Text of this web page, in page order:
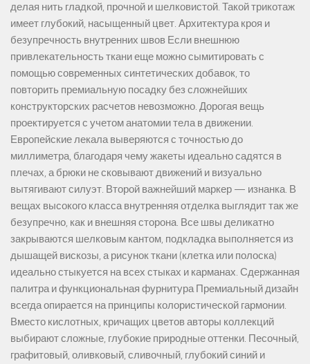
делая нить гладкой, прочной и шелковистой. Такой трикотаж
имеет глубокий, насыщенный цвет. Архитектура кроя и
безупречность внутренних швов Если внешнюю
привлекательность ткани еще можно сымитировать с
помощью современных синтетических добавок, то
повторить премиальную посадку без сложнейших
конструкторских расчетов невозможно. Дорогая вещь
проектируется с учетом анатомии тела в движении.
Европейские лекала выверяются с точностью до
миллиметра, благодаря чему жакеты идеально садятся в
плечах, а брюки не сковывают движений и визуально
вытягивают силуэт. Второй важнейший маркер — изнанка. В
вещах высокого класса внутренняя отделка выглядит так же
безупречно, как и внешняя сторона. Все швы деликатно
закрываются шелковым кантом, подкладка выполняется из
дышащей вискозы, а рисунок ткани (клетка или полоска)
идеально стыкуется на всех стыках и карманах. Сдержанная
палитра и функциональная фурнитура Премиальный дизайн
всегда опирается на принципы колористической гармонии.
Вместо кислотных, кричащих цветов авторы коллекций
выбирают сложные, глубокие природные оттенки. Песочный,
графитовый, оливковый, сливочный, глубокий синий и